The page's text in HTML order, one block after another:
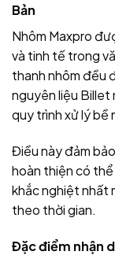
Bản
Nhôm Maxpro
và tinh tế trong
thanh nhôm đều
nguyên liệu
quy trình xử lý bề
Điều này đảm
hoàn thiện có
khắc nghiệt nhất
theo thời gian.
Đặc điểm nhận